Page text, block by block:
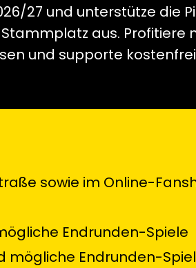
27 und unterstütze die
aus. Profitiere
und supporte kostenfrei
sowie im Online-
Endrunden-Spiele
mögliche Endrunden-